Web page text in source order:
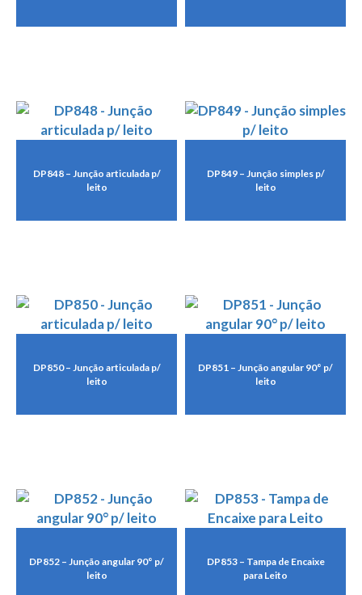
DP848 – Junção articulada p/
leito
DP849 – Junção simples p/
leito
DP850 – Junção articulada p/
leito
DP851 – Junção angular 90° p/
leito
DP852 – Junção angular 90° p/
leito
DP853 – Tampa de Encaixe
para Leito